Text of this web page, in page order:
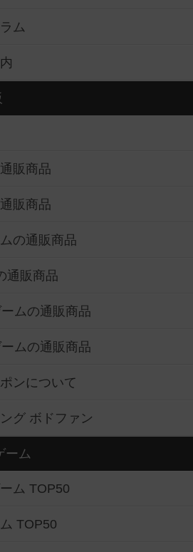
ム
販商品
販商品
の通販商品
通販商品
ムの通販商品
ムの通販商品
ンについて
グ ボドファン
ーム
ム TOP50
TOP50